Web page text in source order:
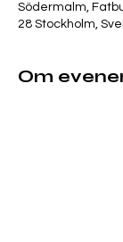
Södermalm,
28 Stockholm,
Om